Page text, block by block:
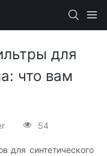
для
что вам
54
для синтетического